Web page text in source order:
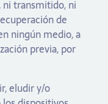
transmitido, ni
de
ningún medio, a
previa, por
eludir y/o